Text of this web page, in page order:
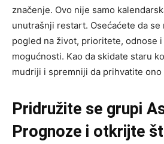
značenje. Ovo nije samo
unutrašnji restart. Osećaćete da se
pogled na život, prioritete, odnose
mogućnosti. Kao da skidate staru
mudriji i spremniji da prihvatite ono
Pridružite se grupi
Prognoze i otkrijte